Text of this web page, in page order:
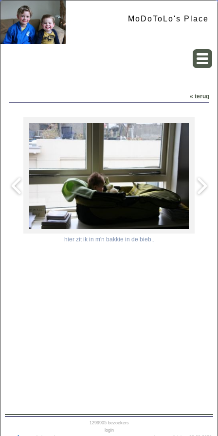
MoDoToLo's Place
« terug
hier zit ik in m'n bakkie in de bieb..
1299905bezoekers
login